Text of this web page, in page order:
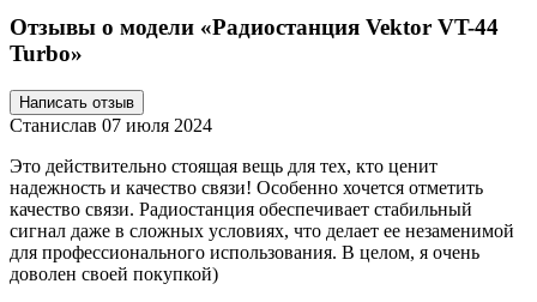
Отзывы о модели «Радиостанция Vektor VT-44
Turbo»
Написать отзыв
Станислав 07 июля 2024
Это действительно стоящая вещь для тех, кто ценит
надежность и качество связи! Особенно хочется отметить
качество связи. Радиостанция обеспечивает стабильный
сигнал даже в сложных условиях, что делает ее незаменимой
для профессионального использования. В целом, я очень
доволен своей покупкой)